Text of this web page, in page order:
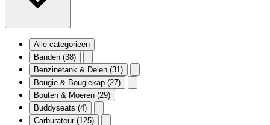
Alle categorieën
Banden (38)
Benzinetank & Delen (31)
Bougie & Bougiekap (27)
Bouten & Moeren (29)
Buddyseats (4)
Carburateur (125)